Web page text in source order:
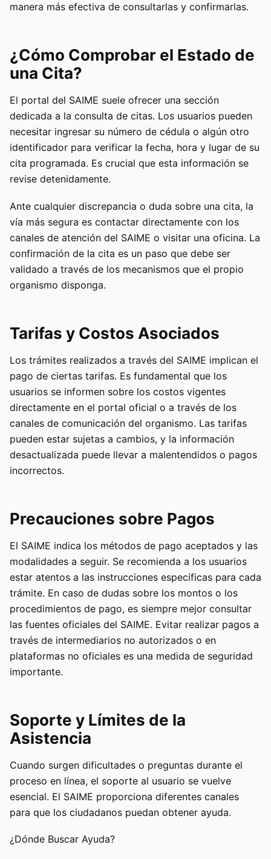
manera más efectiva de consultarlas y confirmarlas.
¿Cómo Comprobar el Estado de
una Cita?
El portal del SAIME suele ofrecer una sección
dedicada a la consulta de citas. Los usuarios pueden
necesitar ingresar su número de cédula o algún otro
identificador para verificar la fecha, hora y lugar de su
cita programada. Es crucial que esta información se
revise detenidamente.
Ante cualquier discrepancia o duda sobre una cita, la
vía más segura es contactar directamente con los
canales de atención del SAIME o visitar una oficina. La
confirmación de la cita es un paso que debe ser
validado a través de los mecanismos que el propio
organismo disponga.
Tarifas y Costos Asociados
Los trámites realizados a través del SAIME implican el
pago de ciertas tarifas. Es fundamental que los
usuarios se informen sobre los costos vigentes
directamente en el portal oficial o a través de los
canales de comunicación del organismo. Las tarifas
pueden estar sujetas a cambios, y la información
desactualizada puede llevar a malentendidos o pagos
incorrectos.
Precauciones sobre Pagos
El SAIME indica los métodos de pago aceptados y las
modalidades a seguir. Se recomienda a los usuarios
estar atentos a las instrucciones específicas para cada
trámite. En caso de dudas sobre los montos o los
procedimientos de pago, es siempre mejor consultar
las fuentes oficiales del SAIME. Evitar realizar pagos a
través de intermediarios no autorizados o en
plataformas no oficiales es una medida de seguridad
importante.
Soporte y Límites de la
Asistencia
Cuando surgen dificultades o preguntas durante el
proceso en línea, el soporte al usuario se vuelve
esencial. El SAIME proporciona diferentes canales
para que los ciudadanos puedan obtener ayuda.
¿Dónde Buscar Ayuda?